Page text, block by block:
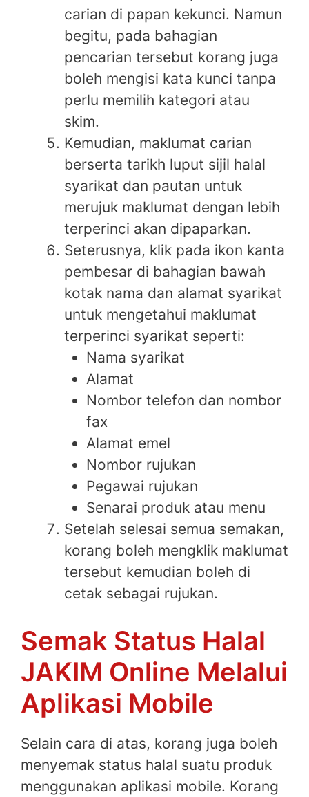
carian di papan kekunci. Namun
begitu, pada bahagian
pencarian tersebut korang juga
boleh mengisi kata kunci tanpa
perlu memilih kategori atau
skim.
Kemudian, maklumat carian
berserta tarikh luput sijil halal
syarikat dan pautan untuk
merujuk maklumat dengan lebih
terperinci akan dipaparkan.
Seterusnya, klik pada ikon kanta
pembesar di bahagian bawah
kotak nama dan alamat syarikat
untuk mengetahui maklumat
terperinci syarikat seperti:
Nama syarikat
Alamat
Nombor telefon dan nombor
fax
Alamat emel
Nombor rujukan
Pegawai rujukan
Senarai produk atau menu
Setelah selesai semua semakan,
korang boleh mengklik maklumat
tersebut kemudian boleh di
cetak sebagai rujukan.
Semak Status Halal
JAKIM Online Melalui
Aplikasi Mobile
Selain cara di atas, korang juga boleh
menyemak status halal suatu produk
menggunakan aplikasi mobile. Korang